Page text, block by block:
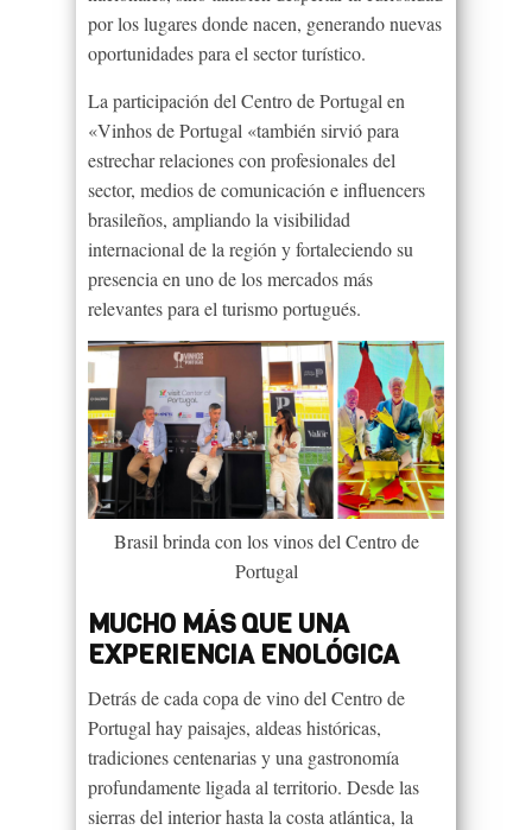
por los lugares donde nacen, generando nuevas
oportunidades para el sector turístico.
La participación del Centro de Portugal en
«Vinhos de Portugal «también sirvió para
estrechar relaciones con profesionales del
sector, medios de comunicación e influencers
brasileños, ampliando la visibilidad
internacional de la región y fortaleciendo su
presencia en uno de los mercados más
relevantes para el turismo portugués.
Brasil brinda con los vinos del Centro de
Portugal
MUCHO MÁS QUE UNA
EXPERIENCIA ENOLÓGICA
Detrás de cada copa de vino del Centro de
Portugal hay paisajes, aldeas históricas,
tradiciones centenarias y una gastronomía
profundamente ligada al territorio. Desde las
sierras del interior hasta la costa atlántica, la